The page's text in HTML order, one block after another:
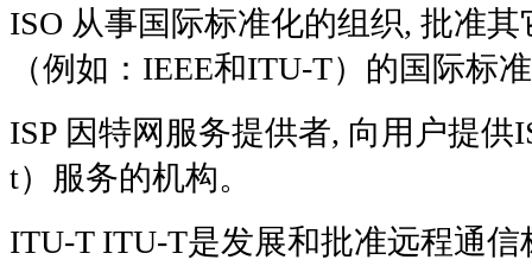
ISO 从事国际标准化的组织, 批准
（例如：IEEE和ITU-T）的国际标
ISP 因特网服务提供者, 向用户提供
t）服务的机构。
ITU-T ITU-T是发展和批准远程通